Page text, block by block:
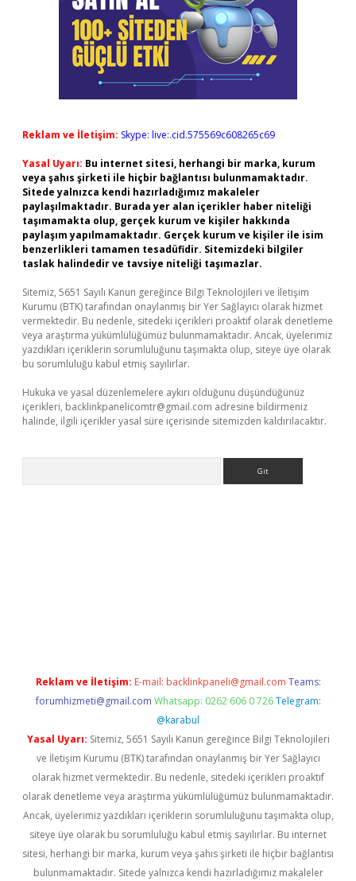
Reklam ve İletişim: Skype: live:.cid.575569c608265c69
Yasal Uyarı: Bu internet sitesi, herhangi bir marka, kurum
veya şahıs şirketi ile hiçbir bağlantısı bulunmamaktadır.
Sitede yalnızca kendi hazırladığımız makaleler
paylaşılmaktadır. Burada yer alan içerikler haber niteliği
taşımamakta olup, gerçek kurum ve kişiler hakkında
paylaşım yapılmamaktadır. Gerçek kurum ve kişiler ile isim
benzerlikleri tamamen tesadüfidir. Sitemizdeki bilgiler
taslak halindedir ve tavsiye niteliği taşımazlar.
Sitemiz, 5651 Sayılı Kanun gereğince Bilgi Teknolojileri ve İletişim
Kurumu (BTK) tarafından onaylanmış bir Yer Sağlayıcı olarak hizmet
vermektedir. Bu nedenle, sitedeki içerikleri proaktif olarak denetleme
veya araştırma yükümlülüğümüz bulunmamaktadır. Ancak, üyelerimiz
yazdıkları içeriklerin sorumluluğunu taşımakta olup, siteye üye olarak
bu sorumluluğu kabul etmiş sayılırlar.
Hukuka ve yasal düzenlemelere aykırı olduğunu düşündüğünüz
içerikleri, backlinkpanelicomtr@gmail.com adresine bildirmeniz
halinde, ilgili içerikler yasal süre içerisinde sitemizden kaldırılacaktır.
Reklam ve İletişim: E-mail: backlinkpaneli@gmail.com Teams:
forumhizmeti@gmail.com Whatsapp: 0262 606 0 726 Telegram:
@karabul
Yasal Uyarı: Sitemiz, 5651 Sayılı Kanun gereğince Bilgi Teknolojileri
ve İletişim Kurumu (BTK) tarafından onaylanmış bir Yer Sağlayıcı
olarak hizmet vermektedir. Bu nedenle, sitedeki içerikleri proaktif
olarak denetleme veya araştırma yükümlülüğümüz bulunmamaktadır.
Ancak, üyelerimiz yazdıkları içeriklerin sorumluluğunu taşımakta olup,
siteye üye olarak bu sorumluluğu kabul etmiş sayılırlar. Bu internet
sitesi, herhangi bir marka, kurum veya şahıs şirketi ile hiçbir bağlantısı
bulunmamaktadır. Sitede yalnızca kendi hazırladığımız makaleler